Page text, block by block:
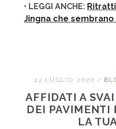
• LEGGI ANCHE:
Jingna che
22 LUGLIO 2020 /
AFFIDATI A
DEI PAVIMENTI
LA